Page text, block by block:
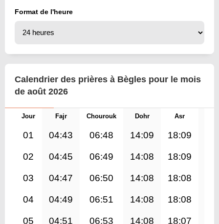
Format de l'heure
Calendrier des prières à Bègles pour le mois
de août 2026
Jour Fajr Chourouk Dohr Asr
01 04:43 06:48 14:09 18:09
02 04:45 06:49 14:08 18:09
03 04:47 06:50 14:08 18:08
04 04:49 06:51 14:08 18:08
05 04:51 06:53 14:08 18:07